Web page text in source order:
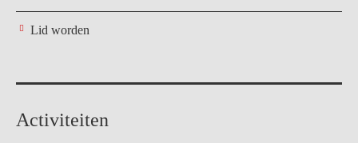
Lid worden
Activiteiten